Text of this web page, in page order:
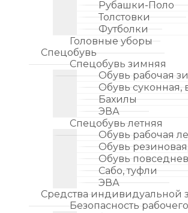
Рубашки-Поло
Толстовки
Футболки
Головные уборы
Спецобувь
Спецобувь зимняя
Обувь рабочая
Обувь суконная,
Бахилы
ЭВА
Спецобувь летняя
Обувь рабочая
Обувь
Обувь
Сабо, туфли
ЭВА
Средства индивидуальной
Безопасность